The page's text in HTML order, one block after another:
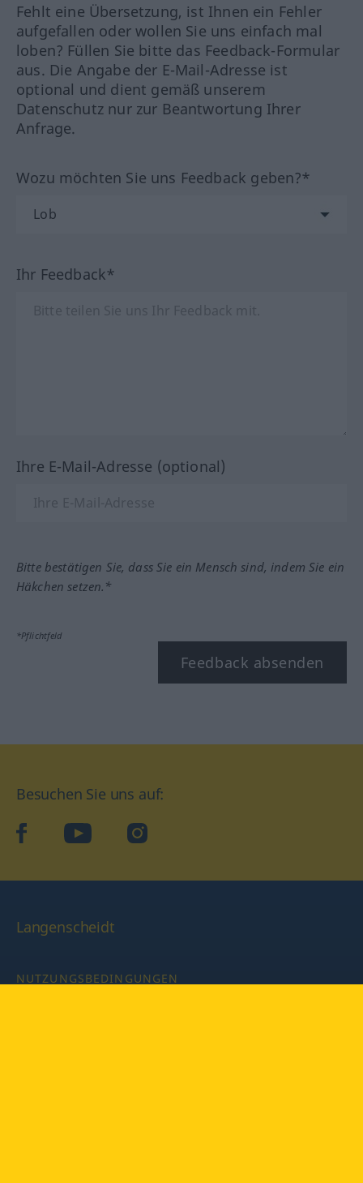
Fehlt eine Übersetzung, ist Ihnen ein Fehler
aufgefallen oder wollen Sie uns einfach mal
loben? Füllen Sie bitte das Feedback-Formular
aus. Die Angabe der E-Mail-Adresse ist
optional und dient gemäß unserem
Datenschutz nur zur Beantwortung Ihrer
Anfrage.
Wozu möchten Sie uns Feedback geben?*
Ihr Feedback*
Ihre E-Mail-Adresse (optional)
Bitte bestätigen Sie, dass Sie ein Mensch sind, indem Sie ein
Häkchen setzen.*
*Pflichtfeld
Feedback absenden
Besuchen Sie uns auf:
facebookYouTube Instagram
Langenscheidt
NUTZUNGSBEDINGUNGEN